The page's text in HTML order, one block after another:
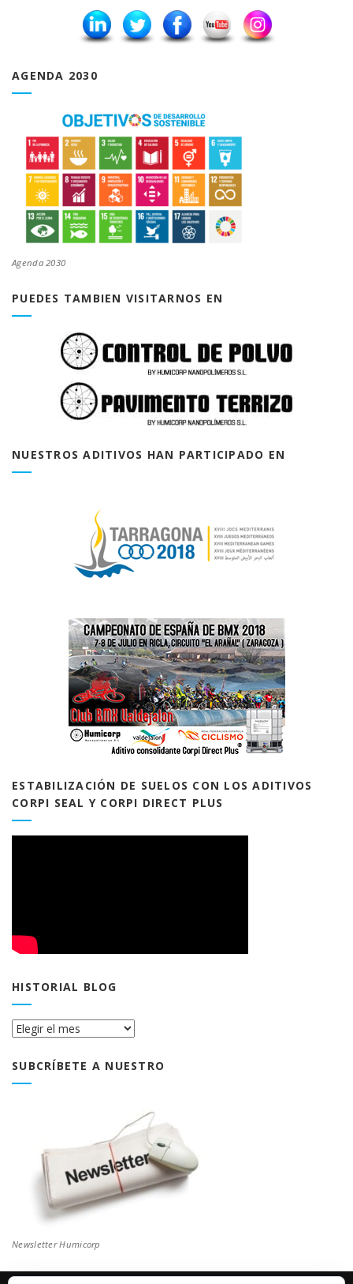
AGENDA 2030
Agenda 2030
PUEDES TAMBIEN VISITARNOS EN
NUESTROS ADITIVOS HAN PARTICIPADO EN
ESTABILIZACIÓN DE SUELOS CON LOS ADITIVOS
CORPI SEAL Y CORPI DIRECT PLUS
HISTORIAL BLOG
Historial
SUBCRÍBETE A NUESTRO
Newsletter Humicorp